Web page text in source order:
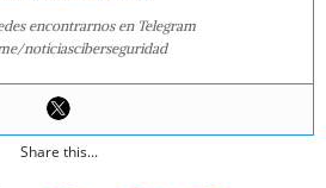
encontrarnos en Telegram
noticiasciberseguridad
Share this...